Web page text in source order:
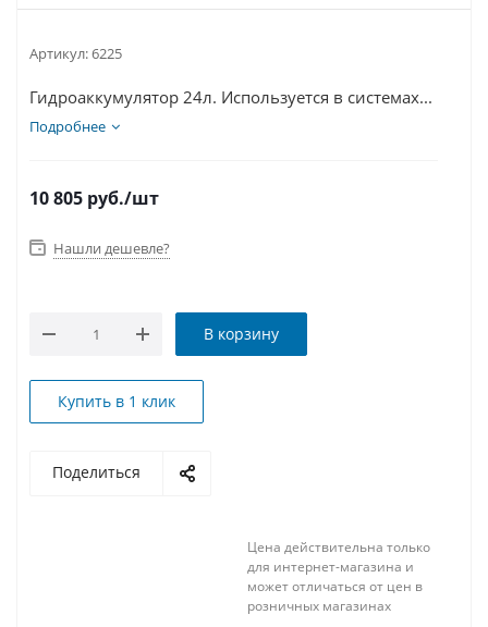
Артикул:6225
Гидроаккумулятор 24л. Используется в системах...
Подробнее
10 805 руб./шт
Нашли дешевле?
В корзину
Купить в 1 клик
Поделиться
Цена действительна только
для интернет-магазина и
может отличаться от цен в
розничных магазинах